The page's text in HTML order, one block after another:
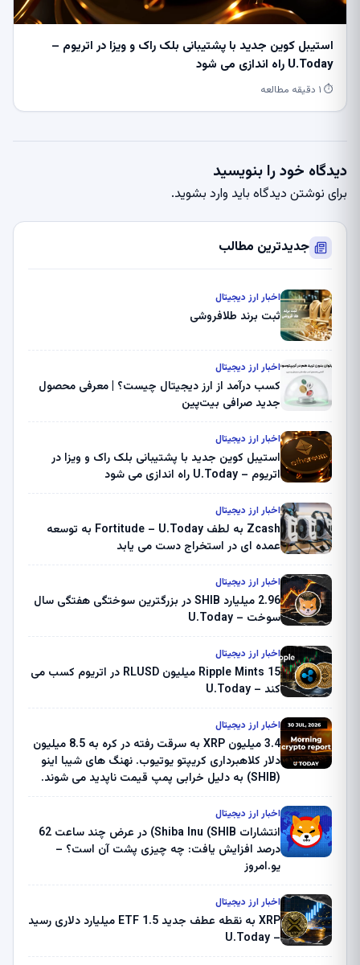
استیبل کوین جدید با پشتیبانی بلک راک و ویزا در اتریوم –
U.Today راه اندازی می شود
⏱ ۱ دقیقه مطالعه
دیدگاه خود را بنویسید
برای نوشتن دیدگاه باید وارد بشوید.
جدیدترین مطالب
اخبار ارز دیجیتال
ثبت برند طلافروشی
اخبار ارز دیجیتال
کسب درآمد از ارز دیجیتال چیست؟ | معرفی محصول
جدید صرافی بیت‌پین
اخبار ارز دیجیتال
استیبل کوین جدید با پشتیبانی بلک راک و ویزا در
اتریوم – U.Today راه اندازی می شود
اخبار ارز دیجیتال
Zcash به لطف Fortitude – U.Today به توسعه
عمده ای در استخراج دست می یابد
اخبار ارز دیجیتال
2.96 میلیارد SHIB در بزرگترین سوختگی هفتگی سال
سوخت – U.Today
اخبار ارز دیجیتال
Ripple Mints 15 میلیون RLUSD در اتریوم کسب می
کند – U.Today
اخبار ارز دیجیتال
3.4 میلیون XRP به سرقت رفته در کره به 8.5 میلیون
دلار کلاهبرداری کریپتو یوتیوب. نهنگ های شیبا اینو
(SHIB) به دلیل خرابی پمپ قیمت ناپدید می شوند.
ثبت کرد – گزارش کریپتو صبح – U.Today
اخبار ارز دیجیتال
انتشارات Shiba Inu (SHIB) در عرض چند ساعت 62
درصد افزایش یافت: چه چیزی پشت آن است؟ –
یو.امروز
اخبار ارز دیجیتال
XRP به نقطه عطف جدید ETF 1.5 میلیارد دلاری رسید
– U.Today